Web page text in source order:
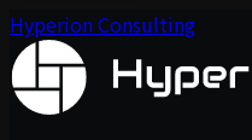
Hyperion Consulting